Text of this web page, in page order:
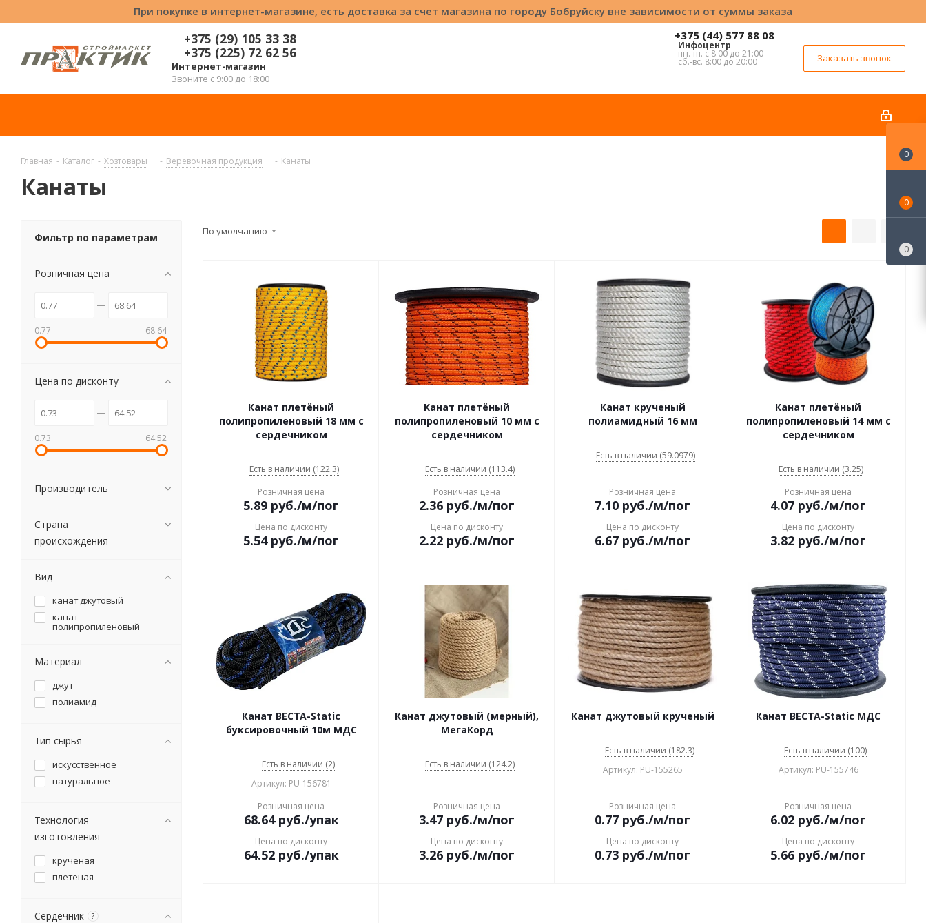
При покупке в интернет-магазине, есть доставка за счет магазина по городу Бобруйску вне зависимости от суммы заказа
+375 (29) 105 33 38
+375 (225) 72 62 56
Интернет-магазин
Звоните с 9:00 до 18:00
+375 (44) 577 88 08
Инфоцентр
пн.-пт. с 8:00 до 21:00
сб.-вс. 8:00 до 20:00 Заказать звонок
Главная - Каталог - Хозтовары - Веревочная продукция - Канаты
Канаты
По умолчанию
Канат плетёный
полипропиленовый 18 мм с
сердечником
Есть в наличии (122.3)
Розничная цена
5.89 руб./м/пог
Цена по дисконту
5.54руб./м/пог
Канат плетёный
полипропиленовый 10 мм с
сердечником
Есть в наличии (113.4)
Розничная цена
2.36 руб./м/пог
Цена по дисконту
2.22 руб./м/пог
Канат крученый
полиамидный 16 мм
Есть в наличии (59.0979)
Розничная цена
7.10 руб./м/пог
Цена по дисконту
6.67 руб./м/пог
Канат плетёный
полипропиленовый 14 мм с
сердечником
Есть в наличии (3.25)
Розничная цена
4.07 руб./м/пог
Цена по дисконту
3.82 руб./м/пог
Канат ВЕСТА-Static
буксировочный 10м МДС
Есть в наличии (2)
Артикул: PU-156781
Розничная цена
68.64руб./упак
Цена по дисконту
64.52руб./упак
Канат джутовый (мерный),
МегаКорд
Есть в наличии (124.2)
Розничная цена
3.47 руб./м/пог
Цена по дисконту
3.26 руб./м/пог
Канат джутовый крученый
Есть в наличии (182.3)
Артикул: PU-155265
Розничная цена
0.77 руб./м/пог
Цена по дисконту
0.73 руб./м/пог
Канат ВЕСТА-Static МДС
Есть в наличии (100)
Артикул: PU-155746
Розничная цена
6.02 руб./м/пог
Цена по дисконту
5.66 руб./м/пог
Фильтр по параметрам
Розничная цена
0.77 68.64
Цена по дисконту
0.73 64.52
Производитель
Страна
происхождения
Вид
канат джутовый
канат
полипропиленовый
Материал
джут
полиамид
Тип сырья
искусственное
натуральное
Технология
изготовления
крученая
плетеная
Сердечник ?
0
0
0